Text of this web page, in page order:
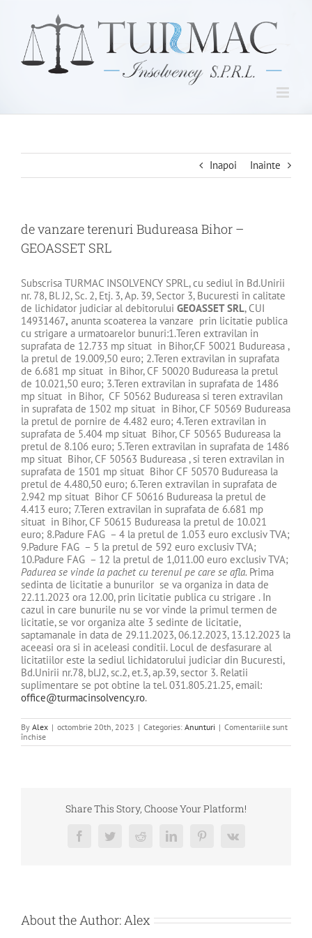
content
Inapoi Inainte
de vanzare terenuri Budureasa Bihor –
GEOASSET SRL
Subscrisa TURMAC INSOLVENCY SPRL, cu sediul în Bd.Unirii
nr. 78, Bl. J2, Sc. 2, Etj. 3, Ap. 39, Sector 3, Bucuresti în calitate
de lichidator judiciar al debitorului GEOASSET SRL, CUI
14931467, anunta scoaterea la vanzare prin licitatie publica
cu strigare a urmatoarelor bunuri:1.Teren extravilan in
suprafata de 12.733 mp situat in Bihor,CF 50021 Budureasa ,
la pretul de 19.009,50 euro; 2.Teren extravilan in suprafata
de 6.681 mp situat in Bihor, CF 50020 Budureasa la pretul
de 10.021,50 euro; 3.Teren extravilan in suprafata de 1486
mp situat in Bihor, CF 50562 Budureasa si teren extravilan
in suprafata de 1502 mp situat in Bihor, CF 50569 Budureasa
la pretul de pornire de 4.482 euro; 4.Teren extravilan in
suprafata de 5.404 mp situat Bihor, CF 50565 Budureasa la
pretul de 8.106 euro; 5.Teren extravilan in suprafata de 1486
mp situat Bihor, CF 50563 Budureasa , si teren extravilan in
suprafata de 1501 mp situat Bihor CF 50570 Budureasa la
pretul de 4.480,50 euro; 6.Teren extravilan in suprafata de
2.942 mp situat Bihor CF 50616 Budureasa la pretul de
4.413 euro; 7.Teren extravilan in suprafata de 6.681 mp
situat in Bihor, CF 50615 Budureasa la pretul de 10.021
euro; 8.Padure FAG – 4 la pretul de 1.053 euro exclusiv TVA;
9.Padure FAG – 5 la pretul de 592 euro exclusiv TVA;
10.Padure FAG – 12 la pretul de 1,011.00 euro exclusiv TVA;
Padurea se vinde la pachet cu terenul pe care se afla. Prima
sedinta de licitatie a bunurilor se va organiza in data de
22.11.2023 ora 12.00, prin licitatie publica cu strigare . In
cazul in care bunurile nu se vor vinde la primul termen de
licitatie, se vor organiza alte 3 sedinte de licitatie,
saptamanale in data de 29.11.2023, 06.12.2023, 13.12.2023 la
aceeasi ora si in aceleasi conditii. Locul de desfasurare al
licitatiilor este la sediul lichidatorului judiciar din Bucuresti,
Bd.Unirii nr.78, bl.J2, sc.2, et.3, ap.39, sector 3. Relatii
suplimentare se pot obtine la tel. 031.805.21.25, email:
office@turmacinsolvency.ro.
By Alex | octombrie 20th, 2023 | Categories: Anunturi | Comentariile sunt
închisepentru
de
GEOASSETShare This Story, Choose Your Platform!
FacebookTwitterRedditLinkedInPinterest
Vk
About the Author: Alex